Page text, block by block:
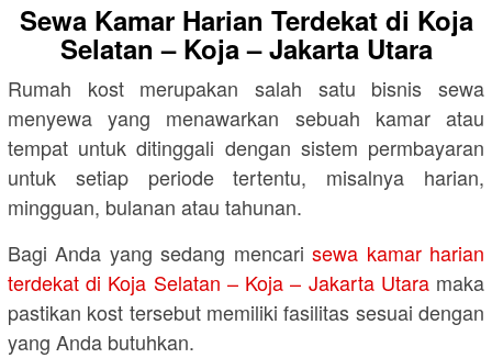
Sewa Kamar Harian Terdekat di Koja
Selatan – Koja – Jakarta Utara
Rumah kost merupakan salah satu bisnis sewa
menyewa yang menawarkan sebuah kamar atau
tempat untuk ditinggali dengan sistem permbayaran
untuk setiap periode tertentu, misalnya harian,
mingguan, bulanan atau tahunan.
Bagi Anda yang sedang mencarisewa kamar harian
terdekat di Koja Selatan – Koja – Jakarta Utaramaka
pastikan kost tersebut memiliki fasilitas sesuai dengan
yang Anda butuhkan.